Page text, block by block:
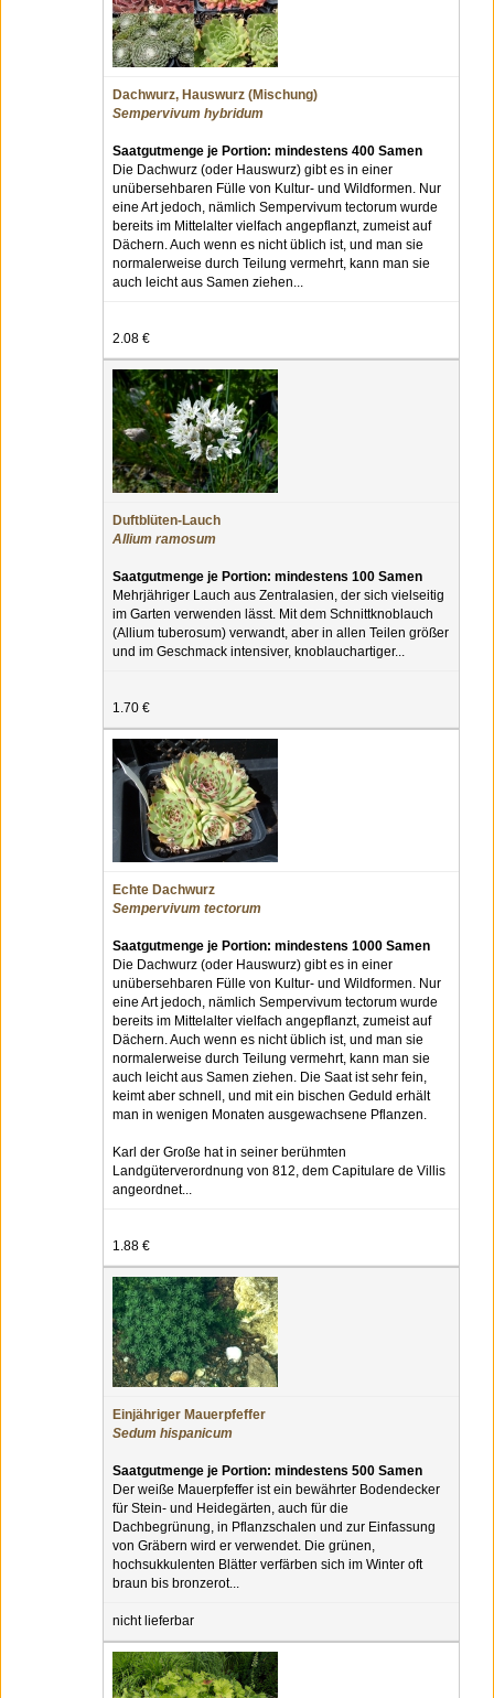
Dachwurz, Hauswurz (Mischung)
Sempervivum hybridum
Saatgutmenge je Portion: mindestens 400 Samen
Die Dachwurz (oder Hauswurz) gibt es in einer
unübersehbaren Fülle von Kultur- und Wildformen. Nur
eine Art jedoch, nämlich Sempervivum tectorum wurde
bereits im Mittelalter vielfach angepflanzt, zumeist auf
Dächern. Auch wenn es nicht üblich ist, und man sie
normalerweise durch Teilung vermehrt, kann man sie
auch leicht aus Samen ziehen...
2.08 €
Duftblüten-Lauch
Allium ramosum
Saatgutmenge je Portion: mindestens 100 Samen
Mehrjähriger Lauch aus Zentralasien, der sich vielseitig
im Garten verwenden lässt. Mit dem Schnittknoblauch
(Allium tuberosum) verwandt, aber in allen Teilen größer
und im Geschmack intensiver, knoblauchartiger...
1.70 €
Echte Dachwurz
Sempervivum tectorum
Saatgutmenge je Portion: mindestens 1000 Samen
Die Dachwurz (oder Hauswurz) gibt es in einer
unübersehbaren Fülle von Kultur- und Wildformen. Nur
eine Art jedoch, nämlich Sempervivum tectorum wurde
bereits im Mittelalter vielfach angepflanzt, zumeist auf
Dächern. Auch wenn es nicht üblich ist, und man sie
normalerweise durch Teilung vermehrt, kann man sie
auch leicht aus Samen ziehen. Die Saat ist sehr fein,
keimt aber schnell, und mit ein bischen Geduld erhält
man in wenigen Monaten ausgewachsene Pflanzen.
Karl der Große hat in seiner berühmten
Landgüterverordnung von 812, dem Capitulare de Villis
angeordnet...
1.88 €
Einjähriger Mauerpfeffer
Sedum hispanicum
Saatgutmenge je Portion: mindestens 500 Samen
Der weiße Mauerpfeffer ist ein bewährter Bodendecker
für Stein- und Heidegärten, auch für die
Dachbegrünung, in Pflanzschalen und zur Einfassung
von Gräbern wird er verwendet. Die grünen,
hochsukkulenten Blätter verfärben sich im Winter oft
braun bis bronzerot...
nicht lieferbar